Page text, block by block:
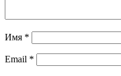
Имя *
Email *